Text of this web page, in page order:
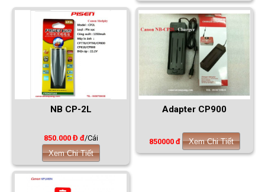
NB CP-2L
850.000 Đ đ/Cái
Xem Chi Tiết
Adapter CP900
850000 đ Xem Chi Tiết